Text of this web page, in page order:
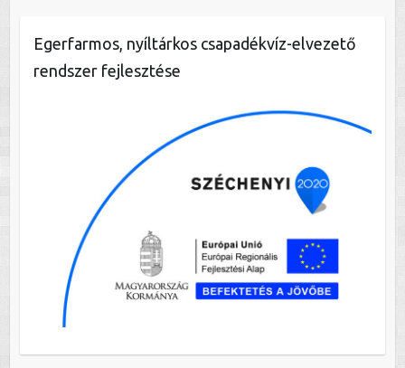
Egerfarmos, nyíltárkos csapadékvíz-elvezető
rendszer fejlesztése